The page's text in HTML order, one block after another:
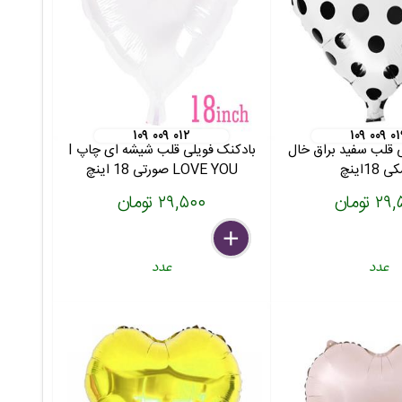
۰۰۹ ۰۱۹
قلب سفید براق خال
عدد
۱۰۹ ۰۰۹ ۰۱۲
بادکنک فویلی قلب شیشه ای چاپ I
LOVE YOU صورتی 18 اینچ
۲۹,۵۰۰ تومان
delete
remove
add
عدد